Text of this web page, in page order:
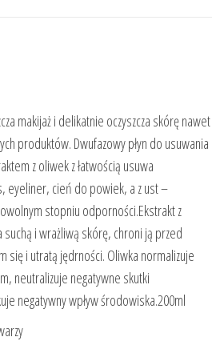
makijaż i delikatnie oczyszcza skórę nawet
produktów. Dwufazowy płyn do usuwania
z oliwek z łatwością usuwa
eyeliner, cień do powiek, a z ust –
stopniu odporności.Ekstrakt z
i wrażliwą skórę, chroni ją przed
się i utratą jędrności. Oliwka normalizuje
neutralizuje negatywne skutki
negatywny wpływ środowiska.200ml